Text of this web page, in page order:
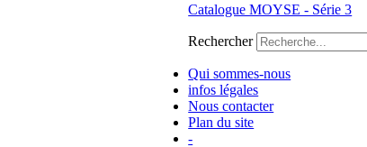
Catalogue MOYSE - Série 3
Rechercher
Qui sommes-nous
infos légales
Nous contacter
Plan du site
-